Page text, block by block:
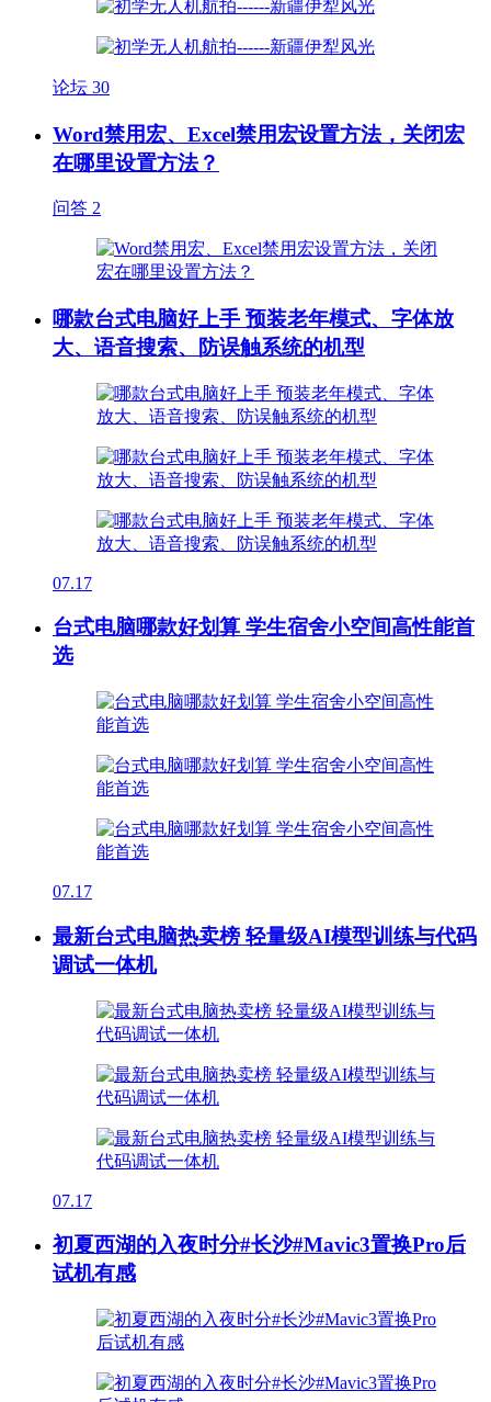
论坛 30
Word禁用宏、Excel禁用宏设置方法，关闭宏
在哪里设置方法？
问答 2
哪款台式电脑好上手 预装老年模式、字体放
大、语音搜索、防误触系统的机型
07.17
台式电脑哪款好划算 学生宿舍小空间高性能首
选
07.17
最新台式电脑热卖榜 轻量级AI模型训练与代码
调试一体机
07.17
初夏西湖的入夜时分#长沙#Mavic3置换Pro后
试机有感